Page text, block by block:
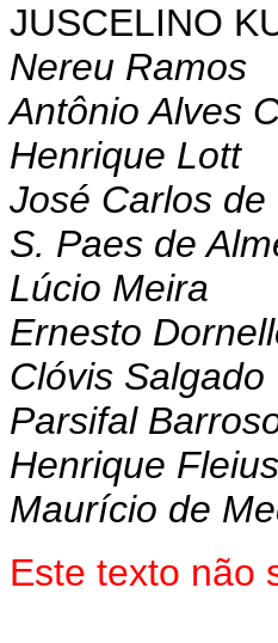
JUSCELINO
Nereu Ramos
Antônio Alves
Henrique Lott
José Carlos
S. Paes de
Lúcio Meira
Ernesto
Clóvis Salgado
Parsifal
Henrique
Maurício de
Este texto não